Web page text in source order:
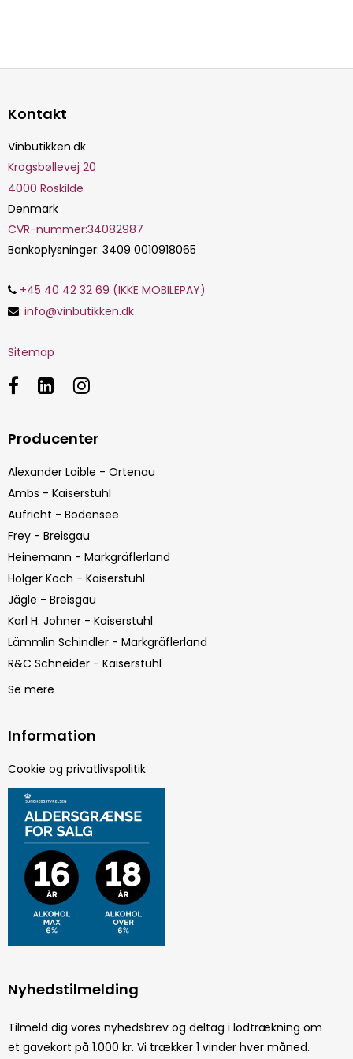
Kontakt
Vinbutikken.dk
Krogsbøllevej 20
4000 Roskilde
Denmark
CVR-nummer:34082987
Bankoplysninger: 3409 0010918065
+45 40 42 32 69 (IKKE MOBILEPAY)
: info@vinbutikken.dk
Sitemap
Producenter
Alexander Laible - Ortenau
Ambs - Kaiserstuhl
Aufricht - Bodensee
Frey - Breisgau
Heinemann - Markgräflerland
Holger Koch - Kaiserstuhl
Jägle - Breisgau
Karl H. Johner - Kaiserstuhl
Lämmlin Schindler - Markgräflerland
R&C Schneider - Kaiserstuhl
Se mere
Information
Cookie og privatlivspolitik
Nyhedstilmelding
Tilmeld dig vores nyhedsbrev og deltag i lodtrækning om
et gavekort på 1.000 kr. Vi trækker 1 vinder hver måned.